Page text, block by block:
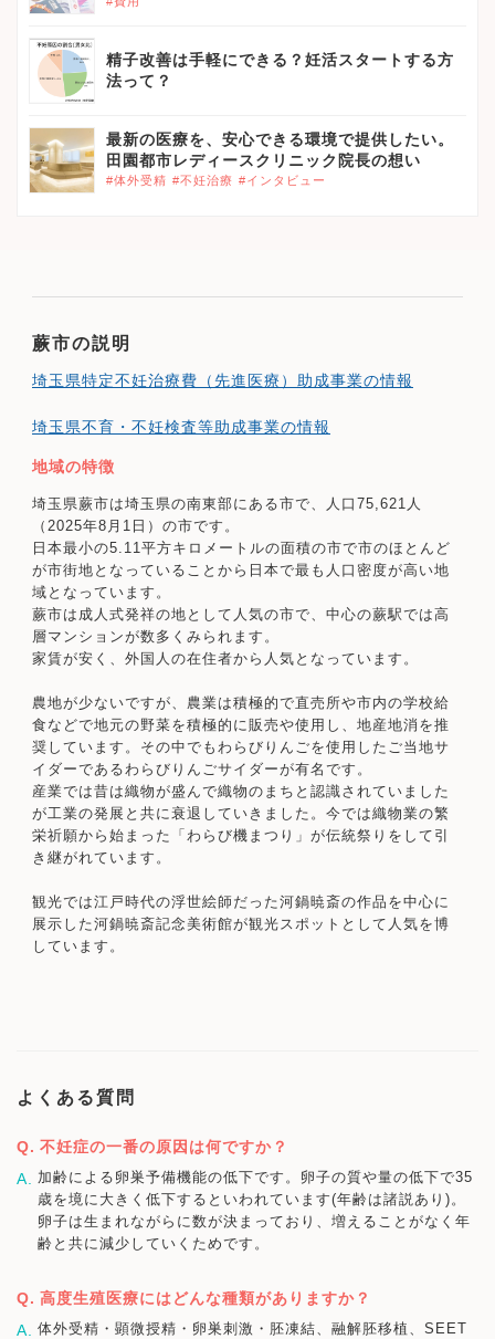
精子改善は手軽にできる？妊活スタートする方
法って？
最新の医療を、安心できる環境で提供したい。
田園都市レディースクリニック院長の想い
#体外受精 #不妊治療 #インタビュー
蕨市の説明
埼玉県特定不妊治療費（先進医療）助成事業の情報
埼玉県不育・不妊検査等助成事業の情報
地域の特徴
埼玉県蕨市は埼玉県の南東部にある市で、人口75,621人
（2025年8月1日）の市です。
日本最小の5.11平方キロメートルの面積の市で市のほとんど
が市街地となっていることから日本で最も人口密度が高い地
域となっています。
蕨市は成人式発祥の地として人気の市で、中心の蕨駅では高
層マンションが数多くみられます。
家賃が安く、外国人の在住者から人気となっています。
農地が少ないですが、農業は積極的で直売所や市内の学校給
食などで地元の野菜を積極的に販売や使用し、地産地消を推
奨しています。その中でもわらびりんごを使用したご当地サ
イダーであるわらびりんごサイダーが有名です。
産業では昔は織物が盛んで織物のまちと認識されていました
が工業の発展と共に衰退していきました。今では織物業の繁
栄祈願から始まった「わらび機まつり」が伝統祭りをして引
き継がれています。
観光では江戸時代の浮世絵師だった河鍋暁斎の作品を中心に
展示した河鍋暁斎記念美術館が観光スポットとして人気を博
しています。
よくある質問
不妊症の一番の原因は何ですか？
加齢による卵巣予備機能の低下です。卵子の質や量の低下で35
歳を境に大きく低下するといわれています(年齢は諸説あり)。
卵子は生まれながらに数が決まっており、増えることがなく年
齢と共に減少していくためです。
高度生殖医療にはどんな種類がありますか？
体外受精・顕微授精・卵巣刺激・胚凍結、融解胚移植、SEET